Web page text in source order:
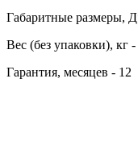
Габаритные
Вес (без упаковки), кг
Гарантия, месяцев - 12